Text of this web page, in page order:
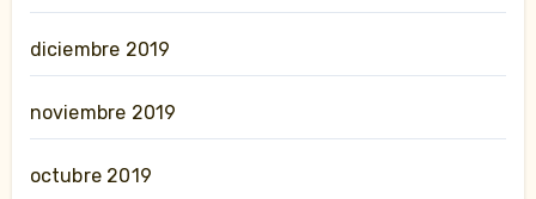
diciembre 2019
noviembre 2019
octubre 2019